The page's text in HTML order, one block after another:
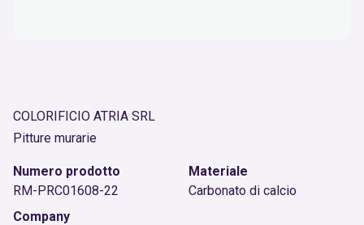
COLORIFICIO ATRIA SRL
Pitture murarie
Numero prodotto
RM-PRC01608-22
Materiale
Carbonato di calcio
Company